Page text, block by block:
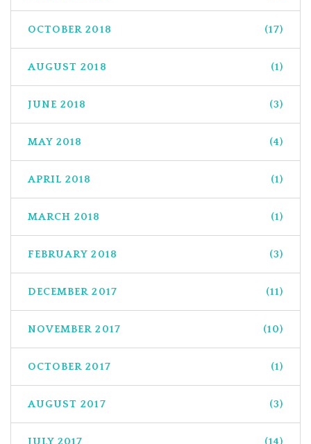
OCTOBER 2018 (17)
AUGUST 2018 (1)
JUNE 2018 (3)
MAY 2018 (4)
APRIL 2018 (1)
MARCH 2018 (1)
FEBRUARY 2018 (3)
DECEMBER 2017 (11)
NOVEMBER 2017 (10)
OCTOBER 2017 (1)
AUGUST 2017 (3)
JULY 2017 (14)